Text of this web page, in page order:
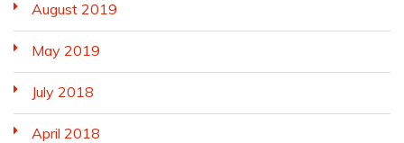
August 2019
May 2019
July 2018
April 2018